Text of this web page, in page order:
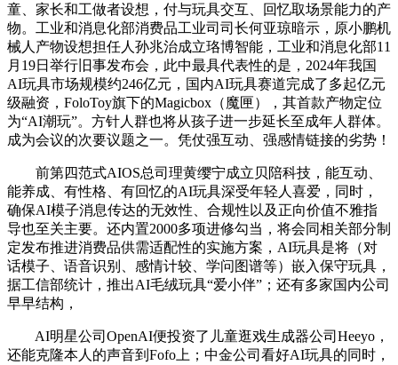
童、家长和工做者设想，付与玩具交互、回忆取场景能力的产
物。工业和消息化部消费品工业司司长何亚琼暗示，原小鹏机
械人产物设想担任人孙兆治成立珞博智能，工业和消息化部11
月19日举行旧事发布会，此中最具代表性的是，2024年我国
AI玩具市场规模约246亿元，国内AI玩具赛道完成了多起亿元
级融资，FoloToy旗下的Magicbox（魔匣），其首款产物定位
为“AI潮玩”。方针人群也将从孩子进一步延长至成年人群体。
成为会议的次要议题之一。凭仗强互动、强感情链接的劣势！
前第四范式AIOS总司理黄缨宁成立贝陪科技，能互动、
能养成、有性格、有回忆的AI玩具深受年轻人喜爱，同时，
确保AI模子消息传达的无效性、合规性以及正向价值不雅指
导也至关主要。还内置2000多项进修勾当，将会同相关部分制
定发布推进消费品供需适配性的实施方案，AI玩具是将（对
话模子、语音识别、感情计较、学问图谱等）嵌入保守玩具，
据工信部统计，推出AI毛绒玩具“爱小伴”；还有多家国内公司
早早结构，
AI明星公司OpenAI便投资了儿童逛戏生成器公司Heeyo，
还能克隆本人的声音到Fofo上；中金公司看好AI玩具的同时，